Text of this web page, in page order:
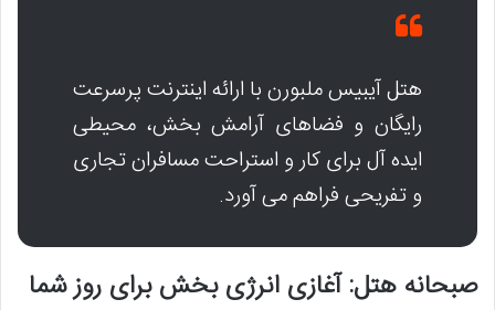
هتل آیبیس ملبورن با ارائه اینترنت پرسرعت
رایگان و فضاهای آرامش بخش، محیطی
ایده آل برای کار و استراحت مسافران تجاری
و تفریحی فراهم می آورد.
صبحانه هتل: آغازی انرژی بخش برای روز شما